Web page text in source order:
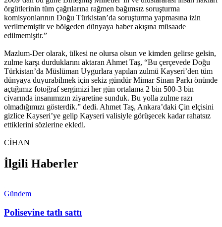
örgütlerinin tüm çağrılarına rağmen bağımsız soruşturma
komisyonlarının Doğu Türkistan’da soruşturma yapmasına izin
verilmemiştir ve bölgeden dünyaya haber akışına müsaade
edilmemiştir.”
Mazlum-Der olarak, ülkesi ne olursa olsun ve kimden gelirse gelsin,
zulme karşı durduklarını aktaran Ahmet Taş, “Bu çerçevede Doğu
Türkistan’da Müslüman Uygurlara yapılan zulmü Kayseri’den tüm
dünyaya duyurabilmek için sekiz gündür Mimar Sinan Parkı önünde
açtığımız fotoğraf sergimizi her gün ortalama 2 bin 500-3 bin
civarında insanımızın ziyaretine sunduk. Bu yolla zulme razı
olmadığımızı gösterdik.” dedi. Ahmet Taş, Ankara’daki Çin elçisini
gizlice Kayseri’ye gelip Kayseri valisiyle görüşecek kadar rahatsız
ettiklerini sözlerine ekledi.
CİHAN
İlgili Haberler
Gündem
Polisevine tatlı sattı